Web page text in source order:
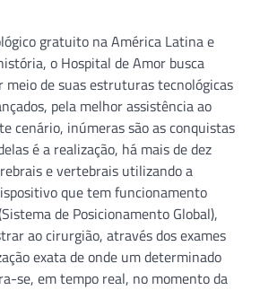
gratuito na América Latina e
o Hospital de Amor busca
de suas estruturas tecnológicas
pela melhor assistência ao
cenário, inúmeras são as conquistas
é a realização, há mais de dez
e vertebrais utilizando a
que tem funcionamento
de Posicionamento Global),
ao cirurgião, através dos exames
exata de onde um determinado
se, em tempo real, no momento da